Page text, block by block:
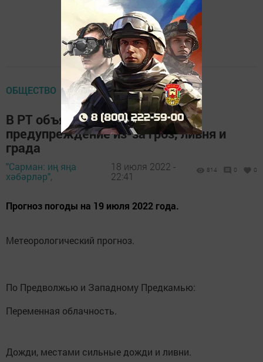
ОБЩЕСТВО
В РТ объявили штормовое
предупреждение из-за гроз, ливня и
града
"Сарман: иң яңа
хәбәрләр",
18 июля 2022 -
22:41
814 0 0
Прогноз погоды на 19 июля 2022 года.
Метеорологический прогноз.
По Предволжью и Западному Предкамью:
Переменная облачность.
Дожди, местами сильные дожди и ливни.